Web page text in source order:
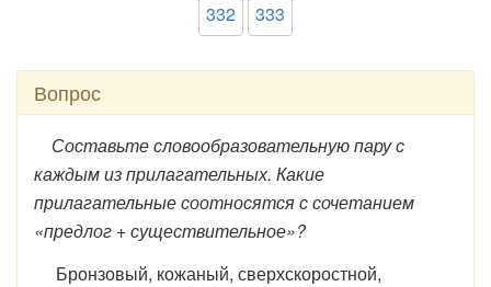
332
333
Вопрос
Составьте словообразовательную пару с
каждым из прилагательных. Какие
прилагательные соотносятся с сочетанием
«предлог + существительное»?
Бронзовый, кожаный, сверхскоростной,